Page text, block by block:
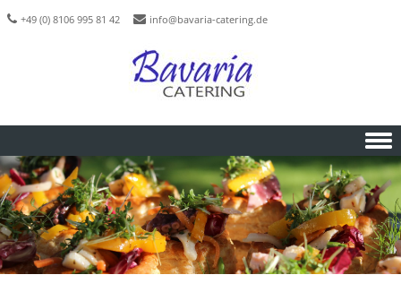
+49 (0) 8106 995 81 42 info@bavaria-catering.de
Skip to content